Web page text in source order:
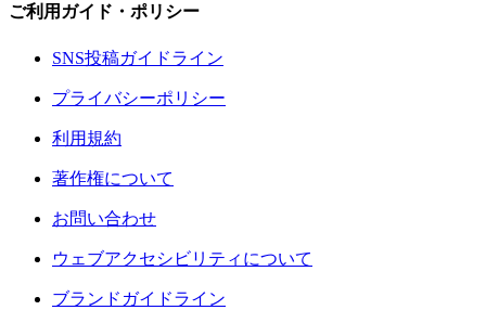
ご利用ガイド・ポリシー
SNS投稿ガイドライン
プライバシーポリシー
利用規約
著作権について
お問い合わせ
ウェブアクセシビリティについて
ブランドガイドライン